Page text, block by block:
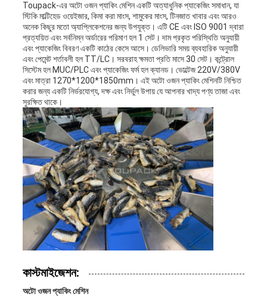
Toupack-এর অটো ওজন প্যাকিং মেশিন একটি অত্যাধুনিক প্যাকেজিং সমাধান, যা
স্টিকি মাল্টিহেড ওয়েইজার, কিমা করা মাংস, শামুকের মাংস, টিনজাত খাবার এবং আরও
অনেক কিছুর মতো অ্যাপ্লিকেশনের জন্য উপযুক্ত। এটি CE এবং ISO 9001 দ্বারা
প্রত্যয়িত এবং সর্বনিম্ন অর্ডারের পরিমাণ হল 1 সেট। দাম প্রকৃত পরিস্থিতি অনুযায়ী
এবং প্যাকেজিং বিবরণ একটি কাঠের কেসে আসে। ডেলিভারি সময় ব্যবহারিক অনুযায়ী
এবং পেমেন্ট শর্তাবলী হল TT/LC। সরবরাহ ক্ষমতা প্রতি মাসে 30 সেট। কন্ট্রোল
সিস্টেম হল MUC/PLC এবং প্যাকেজিং ফর্ম হল ক্যানড। ভোল্টেজ 220V/380V
এবং মাত্রা 1270*1200*1850mm। এই অটো ওজন প্যাকিং মেশিনটি নিশ্চিত
করার জন্য একটি নির্ভরযোগ্য, দক্ষ এবং নির্ভুল উপায় যে আপনার খাদ্য পণ্য তাজা এবং
সুরক্ষিত থাকে।
কাস্টমাইজেশন:
অটো ওজন প্যাকিং মেশিন